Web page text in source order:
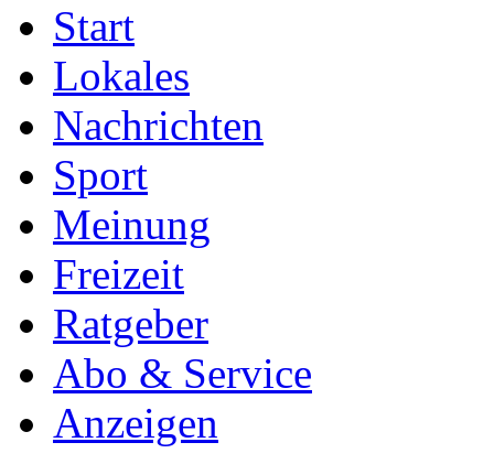
Start
Lokales
Nachrichten
Sport
Meinung
Freizeit
Ratgeber
Abo & Service
Anzeigen